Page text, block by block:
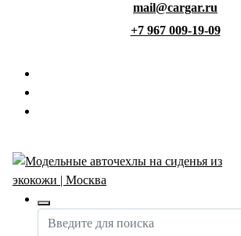
mail@cargar.ru
+7 967 009-19-09
Авточехлы с доставкой и установкой в